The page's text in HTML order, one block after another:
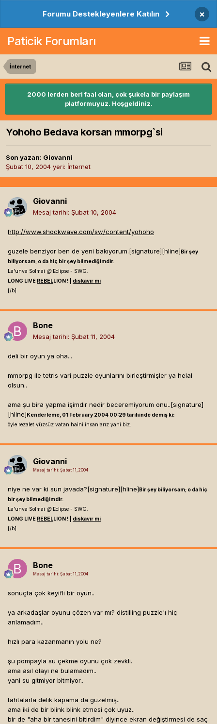
Forumu Destekleyenlere Katılın ×
Paticik Forumları
İnternet
2000 lerden beri faal olan, çok şukela bir paylaşım
platformuyuz. Hoşgeldiniz.
Yohoho Bedava korsan mmorpg`si
Son yazan: Giovanni
Şubat 10, 2004 yeri: İnternet
Giovanni
Mesaj tarihi: Şubat 10, 2004
http://www.shockwave.com/sw/content/yohoho
guzele benziyor ben de yeni bakıyorum.[signature][hline] Bir şey
biliyorsam; o da hiç bir şey bilmediğimdir.
La'unva Solmai @Eclipse - SWG.
LONG LIVE REBELLION ! | diskavır mi
[/b]
Bone
Mesaj tarihi: Şubat 11, 2004
deli bir oyun ya oha...
mmorpg ile tetris vari puzzle oyunlarını birleştirmişler ya helal
olsun..
ama şu bira yapma işimdir nedir beceremiyorum onu..[signature]
[hline] Kenderleme, 01 February 2004 00:29 tarihinde demiş ki:
öyle rezalet yüzsüz vatan haini insanlarız yani biz..
Giovanni
Mesaj tarihi: Şubat 11, 2004
niye ne var ki sun javada?[signature][hline] Bir şey biliyorsam; o da hiç
bir şey bilmediğimdir.
La'unva Solmai @Eclipse - SWG.
LONG LIVE REBELLION ! | diskavır mi
[/b]
Bone
Mesaj tarihi: Şubat 11, 2004
sonuçta çok keyifli bir oyun..
ya arkadaşlar oyunu çözen var mı? distilling puzzle'ı hiç
anlamadım..
hızlı para kazanmanın yolu ne?
şu pompayla su çekme oyunu çok zevkli.
ama asıl olayı ne bulamadım..
yani su gitmiyor bitmiyor..
tahtalarla delik kapama da güzelmiş..
ama iki de bir blink blink etmesi çok uyuz..
bir de "aha bir tanesini bitirdim" diyince ekran değiştirmesi de saç